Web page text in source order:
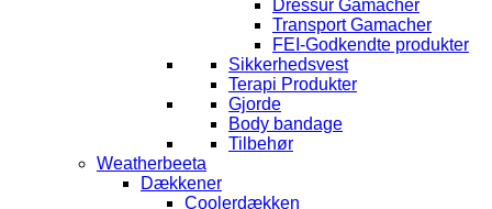
Dressur Gamacher
Transport Gamacher
FEI-Godkendte produkter
Sikkerhedsvest
Terapi Produkter
Gjorde
Body bandage
Tilbehør
Weatherbeeta
Dækkener
Coolerdækken